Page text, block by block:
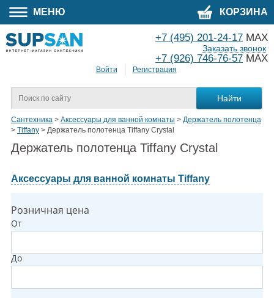
МЕНЮ КОРЗИНА
Войти Регистрация
+7 (495) 201-24-17 MAX
+7 (926) 746-76-57 MAX
Заказать звонок
Сантехника > Аксессуары для ванной комнаты > Держатель полотенца
> Tiffany > Держатель полотенца Tiffany Crystal
Держатель полотенца Tiffany Crystal
Аксессуары для ванной комнаты Tiffany
Розничная цена
От
До